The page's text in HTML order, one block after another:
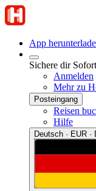
App
Sichere dir
Anmelden
Mehr zu
Posteingang
Reisen
Hilfe
Deutsch · EUR ·